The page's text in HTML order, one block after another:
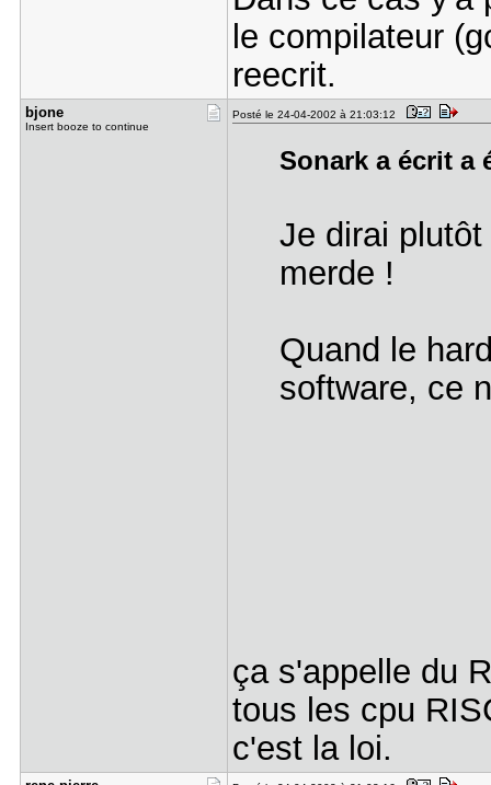
le compilateur
reecrit.
bjone
Insert booze to continue
Posté le 24-04-2002 à 21:03:12
Sonark a écrit a
Je dirai
merde !
Quand le
software, ce
ça s'appelle du
tous les cpu
c'est la loi.